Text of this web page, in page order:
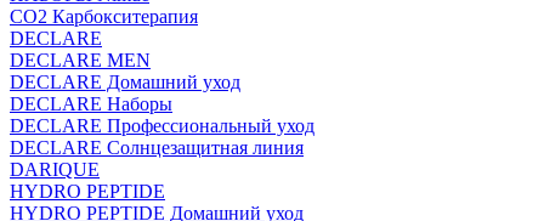
CO2 Карбокситерапия
DECLARE
DECLARE MEN
DECLARE Домашний уход
DECLARE Наборы
DECLARE Профессиональный уход
DECLARE Солнцезащитная линия
DARIQUE
HYDRO PEPTIDE
HYDRO PEPTIDE Домашний уход